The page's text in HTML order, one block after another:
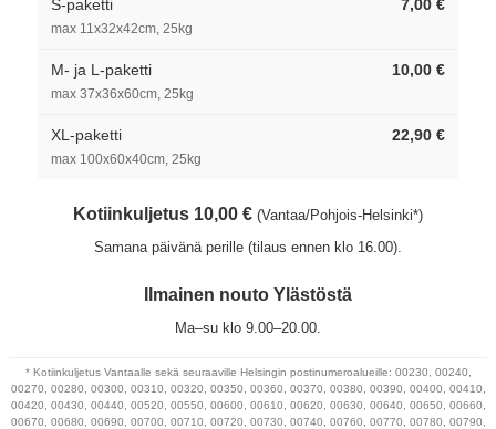
S-paketti
max 11x32x42cm, 25kg
7,00 €
M- ja L-paketti
max 37x36x60cm, 25kg
10,00 €
XL-paketti
max 100x60x40cm, 25kg
22,90 €
Kotiinkuljetus 10,00 € (Vantaa/Pohjois-Helsinki*)
Samana päivänä perille (tilaus ennen klo 16.00).
Ilmainen nouto Ylästöstä
Ma–su klo 9.00–20.00.
* Kotiinkuljetus Vantaalle sekä seuraaville Helsingin postinumeroalueille: 00230, 00240,
00270, 00280, 00300, 00310, 00320, 00350, 00360, 00370, 00380, 00390, 00400, 00410,
00420, 00430, 00440, 00520, 00550, 00600, 00610, 00620, 00630, 00640, 00650, 00660,
00670, 00680, 00690, 00700, 00710, 00720, 00730, 00740, 00760, 00770, 00780, 00790,